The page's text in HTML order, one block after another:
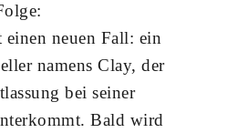
neuen Fall: ein
namens Clay, der
bei seiner
Bald wird